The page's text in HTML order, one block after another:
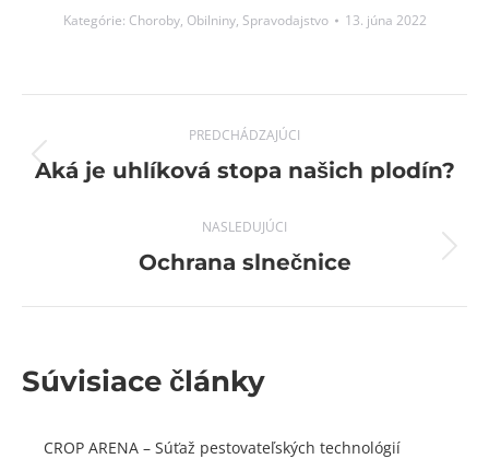
Kategórie: Choroby, Obilniny, Spravodajstvo 13. júna 2022
navigation
PREDCHÁDZAJÚCI
Previous
Aká je uhlíková stopa našich plodín?
NASLEDUJÚCI
Next
Ochrana slnečnice
Súvisiace články
CROP ARENA – Súťaž pestovateľských technológií